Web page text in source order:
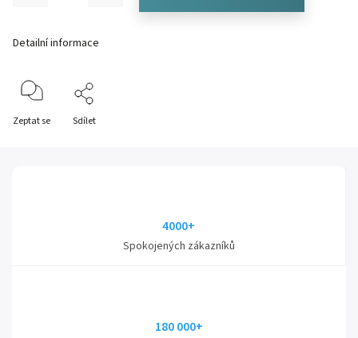
Detailní informace
Zeptat se Sdílet
4000+
Spokojených zákazníků
180 000+